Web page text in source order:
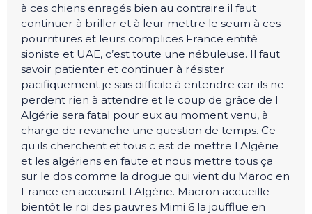
à ces chiens enragés bien au contraire il faut
continuer à briller et à leur mettre le seum à ces
pourritures et leurs complices France entité
sioniste et UAE, c’est toute une nébuleuse. Il faut
savoir patienter et continuer à résister
pacifiquement je sais difficile à entendre car ils ne
perdent rien à attendre et le coup de grâce de l
Algérie sera fatal pour eux au moment venu, à
charge de revanche une question de temps. Ce
qu ils cherchent et tous c est de mettre l Algérie
et les algériens en faute et nous mettre tous ça
sur le dos comme la drogue qui vient du Maroc en
France en accusant l Algérie. Macron accueille
bientôt le roi des pauvres Mimi 6 la joufflue en